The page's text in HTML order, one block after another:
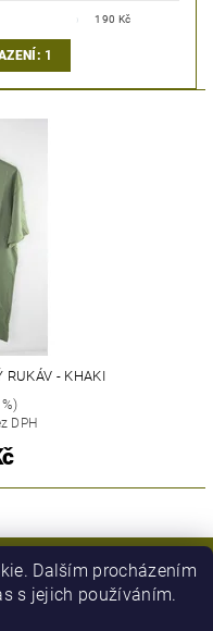
190 Kč
1
RUKÁV - KHAKI
DPH
Dalším procházením
s jejich používáním.